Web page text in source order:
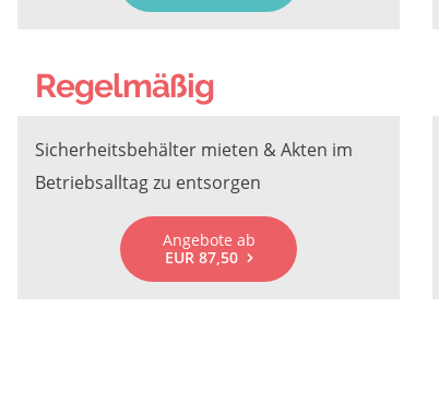
Regelmäßig
Sicherheitsbehälter mieten & Akten im
Betriebsalltag zu entsorgen
Angebote ab
EUR 87,50